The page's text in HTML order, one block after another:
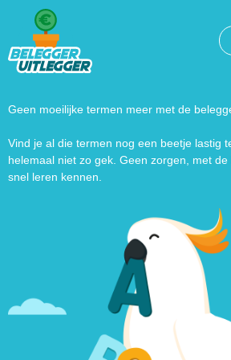
Geen moeilijke termen meer met de
Vind je al die termen nog een beetje lastig
helemaal niet zo gek. Geen zorgen, met de
snel leren kennen.
Wat wil je
hebben? We helpen je graag
Zoek
naar:
Zoekknop